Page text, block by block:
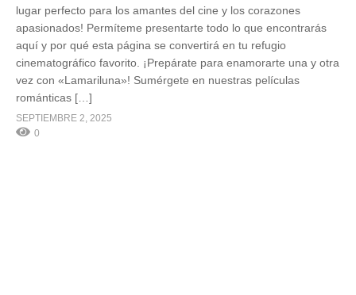
lugar perfecto para los amantes del cine y los corazones
apasionados! Permíteme presentarte todo lo que encontrarás
aquí y por qué esta página se convertirá en tu refugio
cinematográfico favorito. ¡Prepárate para enamorarte una y otra
vez con «Lamariluna»! Sumérgete en nuestras películas
románticas […]
SEPTIEMBRE 2, 2025
0